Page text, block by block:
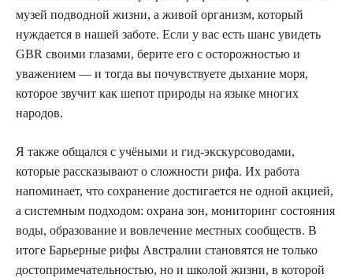
музей подводной жизни, а живой организм, который
нуждается в нашей заботе. Если у вас есть шанс увидеть
GBR своими глазами, берите его с осторожностью и
уважением — и тогда вы почувствуете дыхание моря,
которое звучит как шепот природы на языке многих
народов.
Я также общался с учёными и гид-экскурсоводами,
которые рассказывают о сложности рифа. Их работа
напоминает, что сохранение достигается не одной акцией,
а системным подходом: охрана зон, мониторинг состояния
воды, образование и вовлечение местных сообществ. В
итоге Барьерные рифы Австралии становятся не только
достопримечательностью, но и школой жизни, в которой